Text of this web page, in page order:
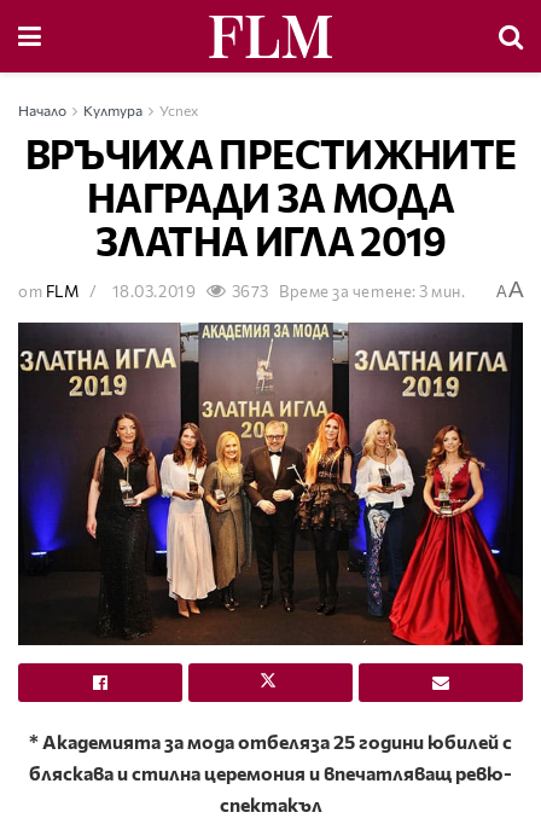
Начало Култура Успех
ВРЪЧИХА ПРЕСТИЖНИТЕ
НАГРАДИ ЗА МОДА
ЗЛАТНА ИГЛА 2019
от FLM 18.03.2019 3673 Време за четене: 3 мин. AA
* Академията за мода отбеляза 25 години юбилей с
бляскава и стилна церемония и впечатляващ ревю-
спектакъл